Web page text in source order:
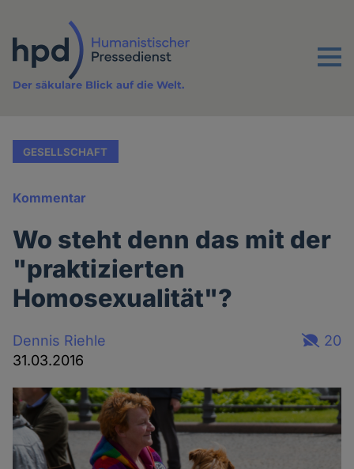
Inhalt
Menu
Der säkulare Blick auf die Welt.
GESELLSCHAFT
Kommentar
Wo steht denn das mit der
"praktizierten
Homosexualität"?
Dennis Riehle
31.03.2016
20